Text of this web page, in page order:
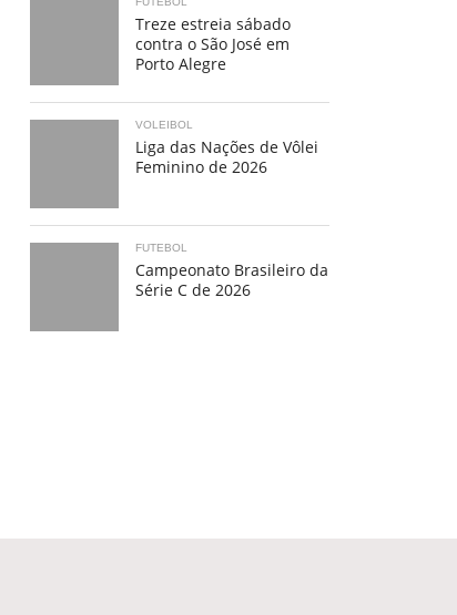
Treze estreia sábado
contra o São José em
Porto Alegre
VOLEIBOL
Liga das Nações de Vôlei
Feminino de 2026
FUTEBOL
Campeonato Brasileiro da
Série C de 2026